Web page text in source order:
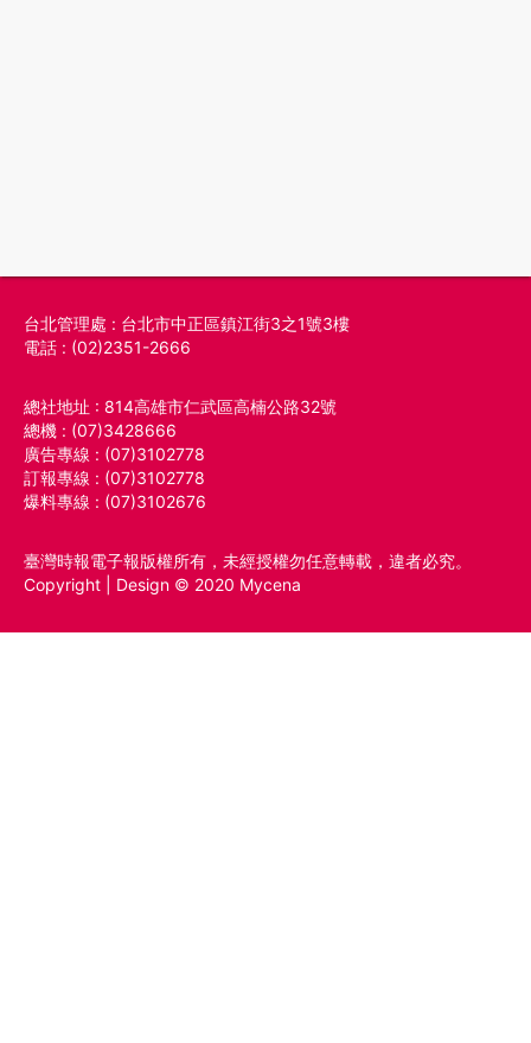
台北管理處 : 台北市中正區鎮江街3之1號3樓
電話 : (02)2351-2666
總社地址 : 814高雄市仁武區高楠公路32號
總機 : (07)3428666
廣告專線 : (07)3102778
訂報專線 : (07)3102778
爆料專線 : (07)3102676
臺灣時報電子報版權所有，未經授權勿任意轉載，違者必究。
Copyright | Design © 2020 Mycena